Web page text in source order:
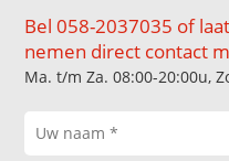
Bel 058-2037035 of
nemen direct contact
Ma. t/m Za. 08:00-20:00u,